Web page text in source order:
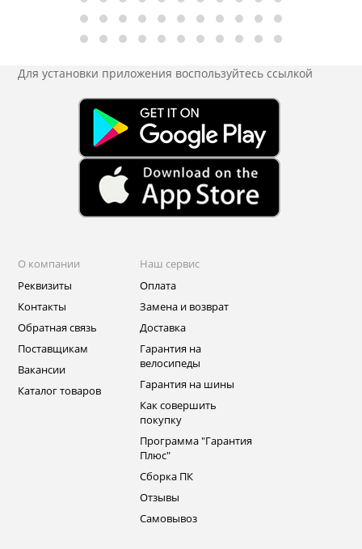
Для установки приложения воспользуйтесь ссылкой
О компании
Реквизиты
Контакты
Обратная связь
Поставщикам
Вакансии
Каталог товаров
Наш сервис
Оплата
Замена и возврат
Доставка
Гарантия на
велосипеды
Гарантия на шины
Как совершить
покупку
Программа "Гарантия
Плюс"
Сборка ПК
Отзывы
Самовывоз